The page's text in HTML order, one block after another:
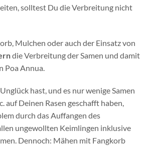
solltest Du die Verbreitung nicht
Mulchen oder auch der Einsatz von
die Verbreitung der Samen und damit
Poa Annua.
hast, und es nur wenige Samen
auf Deinen Rasen geschafft haben,
durch das Auffangen des
ungewollten Keimlingen inklusive
Dennoch: Mähen mit Fangkorb